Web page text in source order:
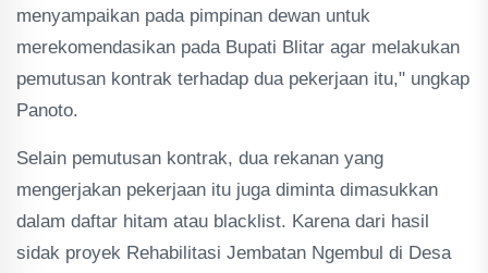
menyampaikan pada pimpinan dewan untuk
merekomendasikan pada Bupati Blitar agar melakukan
pemutusan kontrak terhadap dua pekerjaan itu," ungkap
Panoto.
Selain pemutusan kontrak, dua rekanan yang
mengerjakan pekerjaan itu juga diminta dimasukkan
dalam daftar hitam atau blacklist. Karena dari hasil
sidak proyek Rehabilitasi Jembatan Ngembul di Desa